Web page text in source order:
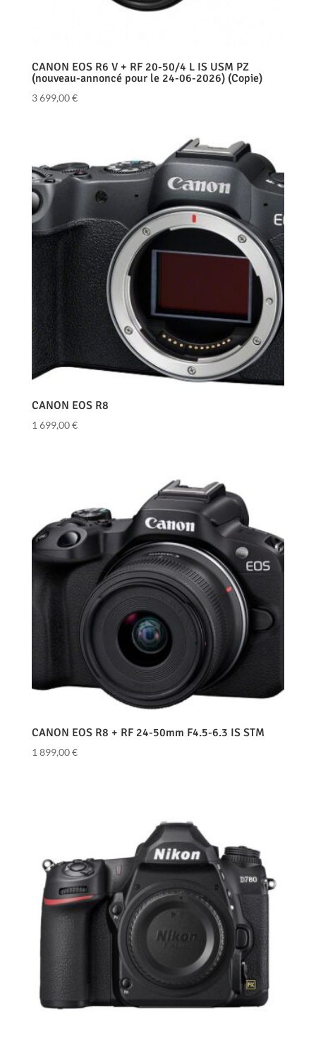
CANON EOS R6 V + RF 20-50/4 L IS USM PZ
(nouveau-annoncé pour le 24-06-2026) (Copie)
3 699,00€
CANON EOS R8
1 699,00€
CANON EOS R8 + RF 24-50mm F4.5-6.3 IS STM
1 899,00€